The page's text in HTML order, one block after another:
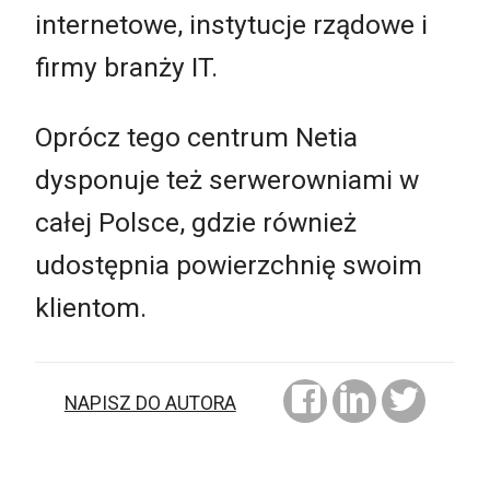
internetowe, instytucje rządowe i
firmy branży IT.
Oprócz tego centrum Netia
dysponuje też serwerowniami w
całej Polsce, gdzie również
udostępnia powierzchnię swoim
klientom.
NAPISZ DO AUTORA